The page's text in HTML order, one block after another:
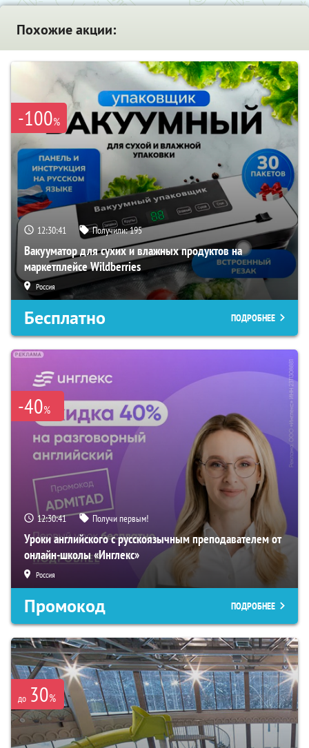
Похожие акции:
-100%
12:30:40 Получили:195
Вакууматор для сухих и влажных продуктов на
маркетплейсе Wildberries
Россия
Бесплатно ПОДРОБНЕЕ
-40%
12:30:40 Получи первым!
Уроки английского с русскоязычным преподавателем от
онлайн-школы «Инглекс»
Россия
Промокод ПОДРОБНЕЕ
до 30%